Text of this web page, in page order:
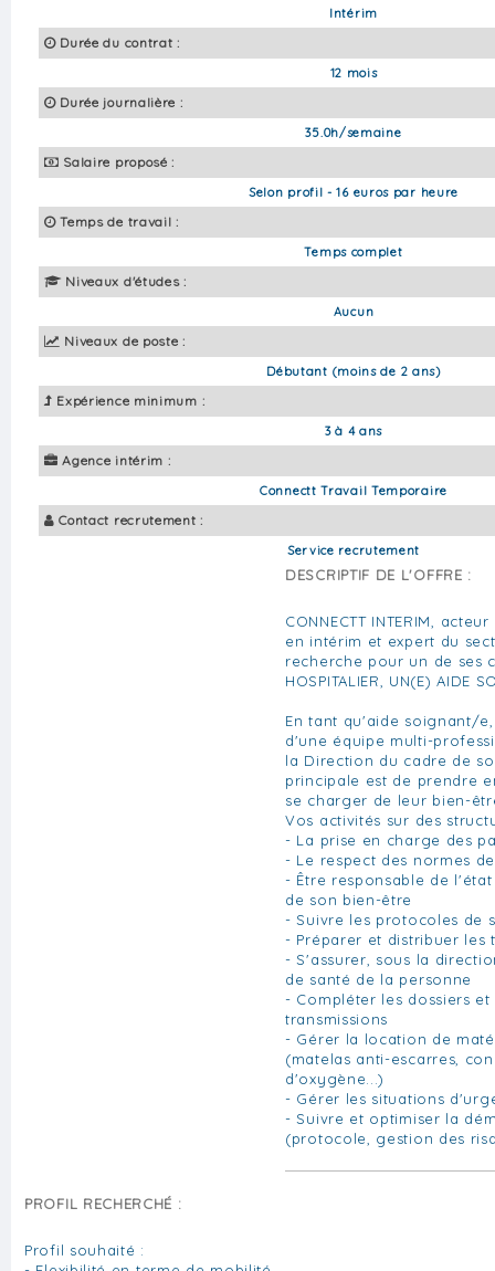
Intérim
Durée du contrat :
12 mois
Durée journalière :
35.0h/semaine
Salaire proposé :
Selon profil - 16 euros par heure
Temps de travail :
Temps complet
Niveaux d'études :
Aucun
Niveaux de poste :
Débutant (moins de 2 ans)
Expérience minimum :
3 à 4 ans
Agence intérim :
Connectt Travail Temporaire
Contact recrutement :
Service recrutement
DESCRIPTIF DE L'OFFRE :
CONNECTT INTERIM,
en intérim et expert du
recherche pour un de ses
HOSPITALIER, UN(E) AIDE
En tant qu'aide soignant/
d'une équipe multi-
la Direction du cadre de
principale est de prendre
se charger de leur bien-
Vos activités sur des
- La prise en charge des
- Le respect des normes
- Être responsable de
de son bien-être
- Suivre les protocoles de
- Préparer et distribuer les
- S'assurer, sous la
de santé de la personne
- Compléter les dossiers et
transmissions
- Gérer la location de
(matelas anti-escarres,
d'oxygène...)
- Gérer les situations
- Suivre et optimiser la
(protocole, gestion des
PROFIL RECHERCHÉ :
Profil souhaité :